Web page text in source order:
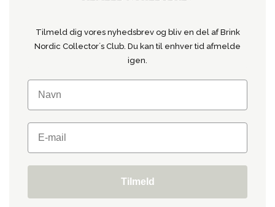
Tilmeld dig vores nyhedsbrev og bliv en del af Brink
Nordic Collector´s Club. Du kan til enhver tid afmelde
igen.
Tilmeld